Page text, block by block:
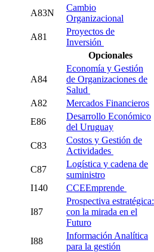
A83N
Cambio
Organizacional
A81
Proyectos de
Inversión
Opcionales
A84
Economía y Gestión
de Organizaciones de
Salud
A82 Mercados Financieros
E86
Desarrollo Económico
del Uruguay
C83
Costos y Gestión de
Actividades
C87
Logística y cadena de
suministro
I140
CCEEmprende
I87
Prospectiva estratégica:
con la mirada en el
Futuro
I88
Información Analítica
para la gestión